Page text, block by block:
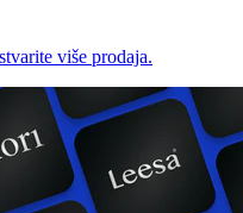
više prodaja.